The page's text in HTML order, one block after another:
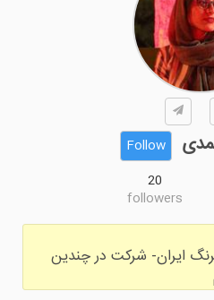
Follow
20
followers
ايران- شركت در چندين